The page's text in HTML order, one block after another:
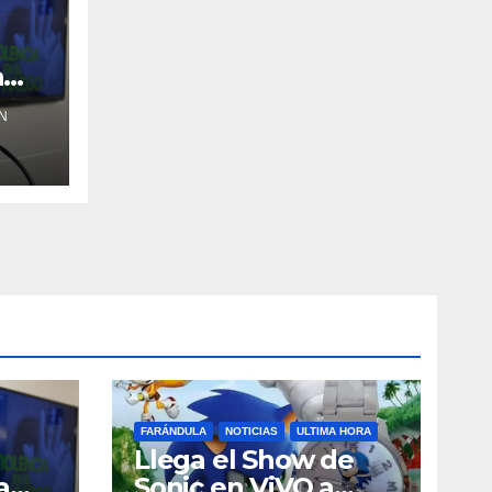
FARÁNDULA NOTICIAS ULTIMA HORA
Llega el Show de